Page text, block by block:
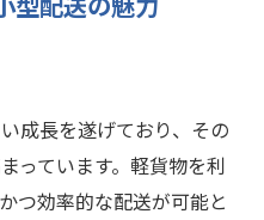
成長を遂げており、その
っています。軽貨物を利
つ効率的な配送が可能と